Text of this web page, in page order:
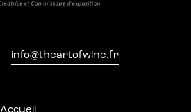
info@theartofwine.fr